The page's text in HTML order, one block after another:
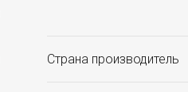
Страна производитель